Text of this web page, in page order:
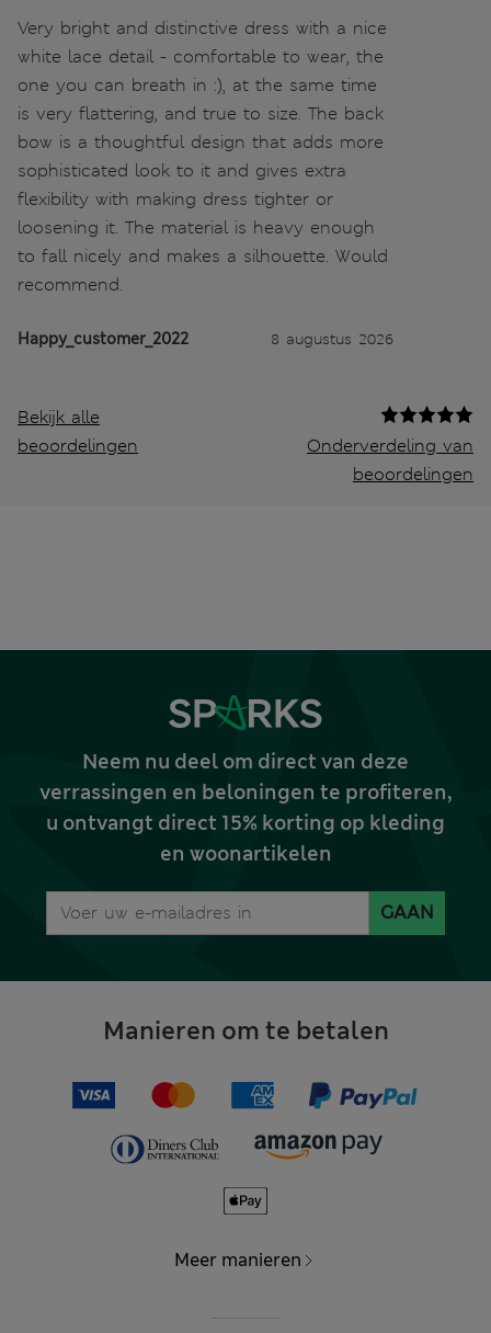
Very bright and distinctive dress with a nice
white lace detail - comfortable to wear, the
one you can breath in :), at the same time
is very flattering, and true to size. The back
bow is a thoughtful design that adds more
sophisticated look to it and gives extra
flexibility with making dress tighter or
loosening it. The material is heavy enough
to fall nicely and makes a silhouette. Would
recommend.
Happy_customer_2022 8 augustus 2026
Bekijk alle
beoordelingen
Onderverdeling van
beoordelingen
Neem nu deel om direct van deze
verrassingen en beloningen te profiteren,
u ontvangt direct 15% korting op kleding
en woonartikelen
GAAN
Manieren om te betalen
Meer manieren